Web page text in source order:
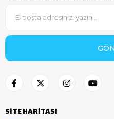
SİTE HARİTASI